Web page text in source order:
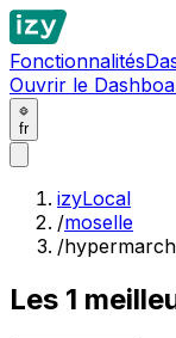
Fonctionnalités
Ouvrir le
fr
izyLocal
/moselle
/
Les 1